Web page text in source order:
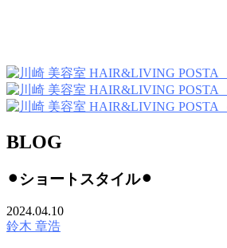
BLOG
⚫︎ショートスタイル⚫︎
2024.04.10
鈴木 章浩